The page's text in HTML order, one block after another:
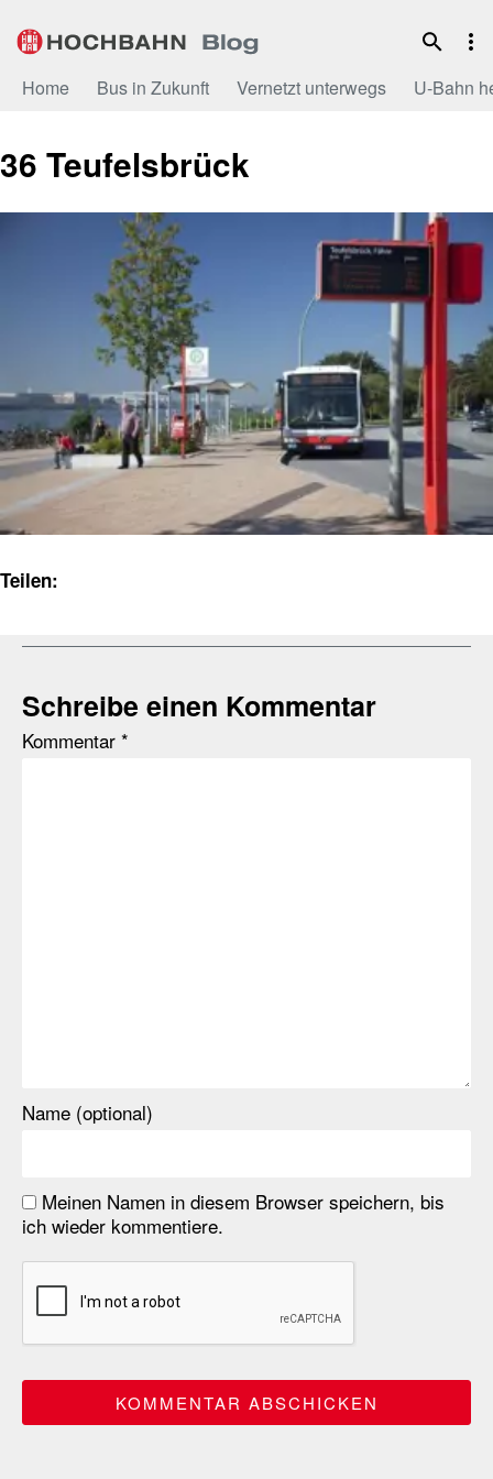
Inhalt
Home Bus in Zukunft Vernetzt unterwegs U-Bahn
36 Teufelsbrück
Teilen:
Schreibe einen Kommentar
Kommentar *
Name (optional)
Meinen Namen in diesem Browser speichern, bis
ich wieder kommentiere.